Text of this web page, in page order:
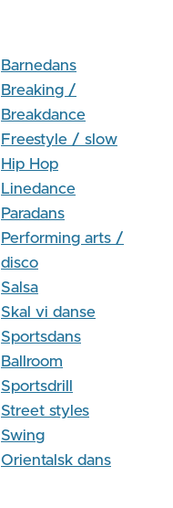
Barnedans
Breaking /
Breakdance
Freestyle / slow
Hip Hop
Linedance
Paradans
Performing arts /
disco
Salsa
Skal vi danse
Sportsdans
Ballroom
Sportsdrill
Street styles
Swing
Orientalsk dans